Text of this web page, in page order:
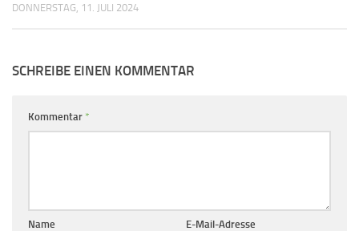
DONNERSTAG, 11. JULI 2024
SCHREIBE EINEN KOMMENTAR
Kommentar *
Name E-Mail-Adresse